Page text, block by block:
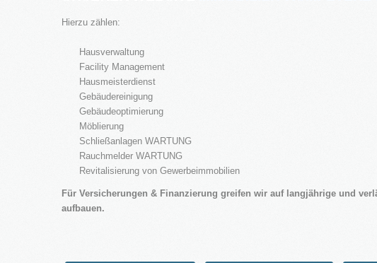
Hierzu zählen:
Hausverwaltung
Facility Management
Hausmeisterdienst
Gebäudereinigung
Gebäudeoptimierung
Möblierung
Schließanlagen WARTUNG
Rauchmelder WARTUNG
Revitalisierung von Gewerbeimmobilien
Für Versicherungen & Finanzierung greifen wir auf langjährige und
aufbauen.